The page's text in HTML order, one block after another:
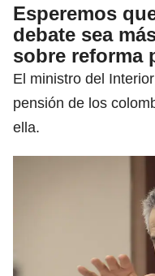
Esperemos
debate sea
sobre reforma
El ministro del
pensión de los
ella.